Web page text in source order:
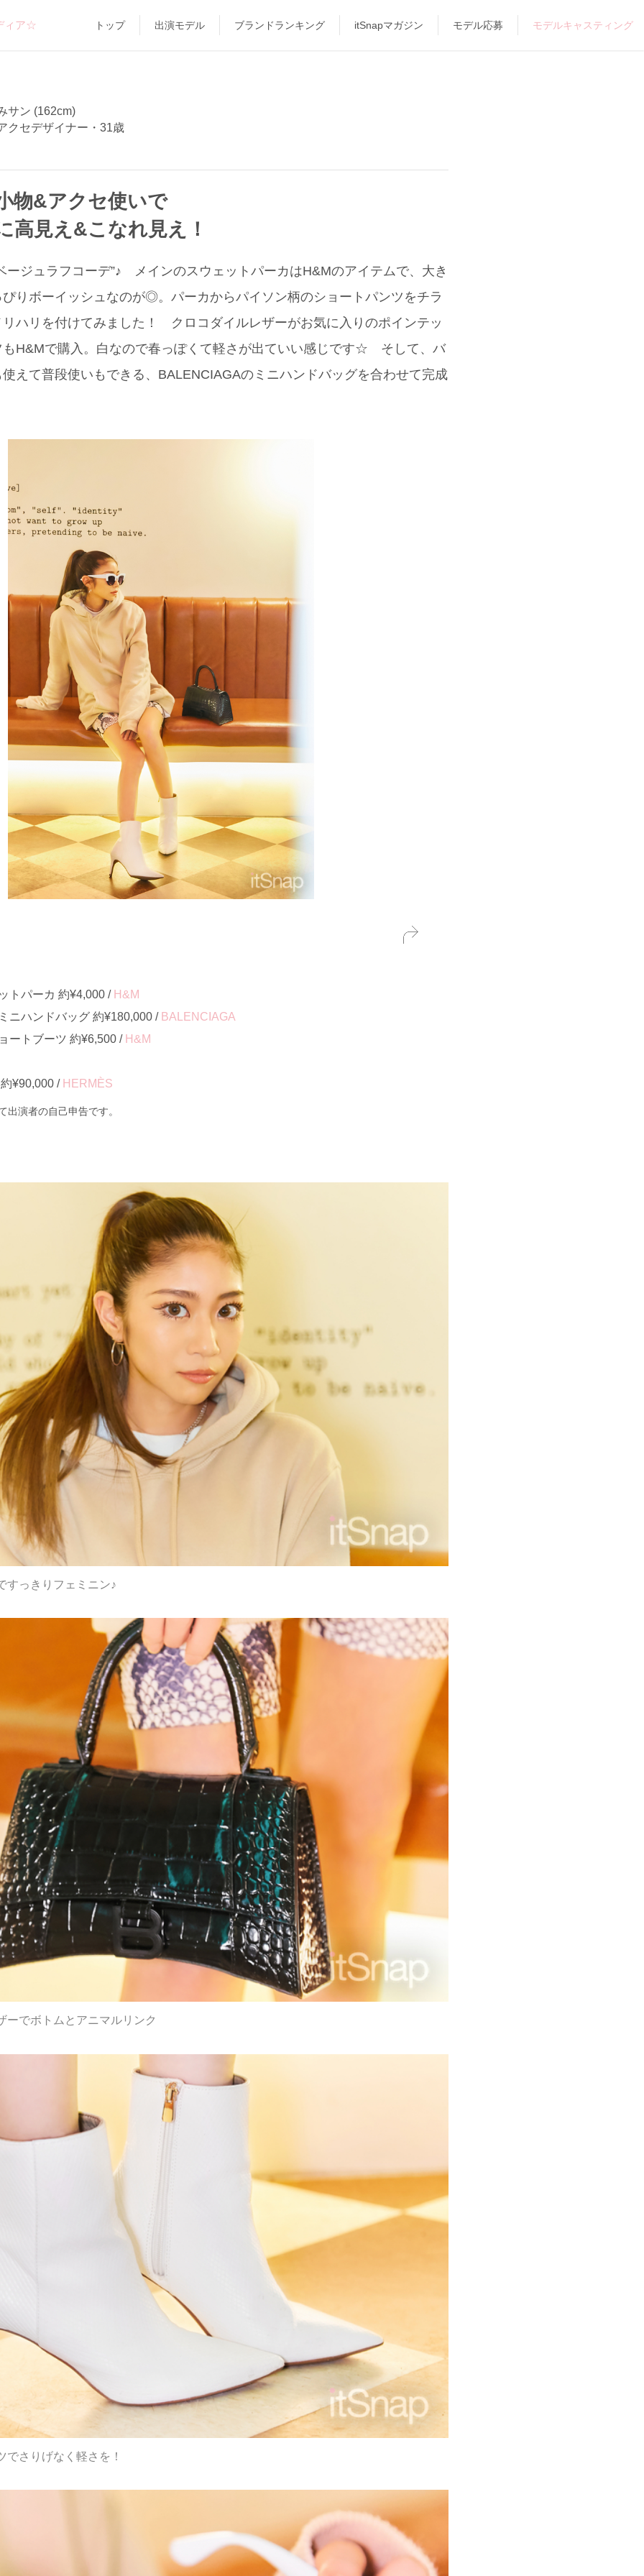
ィア☆ トップ 出演モデル ブランドランキング itSnapマガジン モデル応募 モデルキャスティング
サン (162cm)
クセデザイナー・31歳
物&アクセ使いで
高見え&こなれ見え！
ージュラフコーデ”♪ メインのスウェットパーカはH&Mのアイテムで、大き
りボーイッシュなのが◎。パーカからパイソン柄のショートパンツをチラ
ハリを付けてみました！ クロコダイルレザーがお気に入りのポインテッ
もH&Mで購入。白なので春っぽくて軽さが出ていい感じです☆ そして、バ
えて普段使いもできる、BALENCIAGAのミニハンドバッグを合わせて完成
トパーカ 約¥4,000 / H&M
ニハンドバッグ 約¥180,000 / BALENCIAGA
ートブーツ 約¥6,500 / H&M
¥90,000 / HERMÈS
演者の自己申告です。
すっきりフェミニン♪
ーでボトムとアニマルリンク
でさりげなく軽さを！